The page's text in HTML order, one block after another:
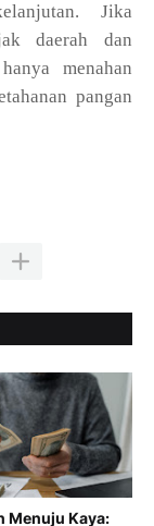
Jika
daerah dan
menahan
pangan
Menuju Kaya: